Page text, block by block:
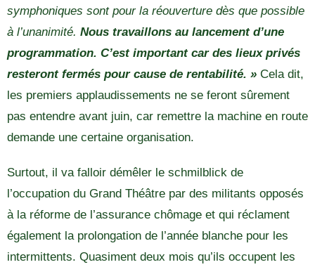
symphoniques sont pour la réouverture dès que possible
à l’unanimité. Nous travaillons au lancement d’une
programmation. C’est important car des lieux privés
resteront fermés pour cause de rentabilité. » Cela dit,
les premiers applaudissements ne se feront sûrement
pas entendre avant juin, car remettre la machine en route
demande une certaine organisation.
Surtout, il va falloir démêler le schmilblick de
l’occupation du Grand Théâtre par des militants opposés
à la réforme de l’assurance chômage et qui réclament
également la prolongation de l’année blanche pour les
intermittents. Quasiment deux mois qu’ils occupent les